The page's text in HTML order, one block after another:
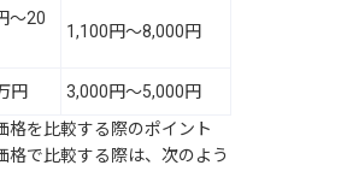
～20
1,100円～8,000円
円
3,000円～5,000円
格を比較する際のポイント
格で比較する際は、次のよう